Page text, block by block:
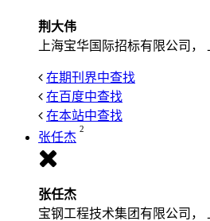
荆大伟
上海宝华国际招标有限公司，
在期刊界中查找
在百度中查找
在本站中查找
张任杰
2
张任杰
宝钢工程技术集团有限公司，